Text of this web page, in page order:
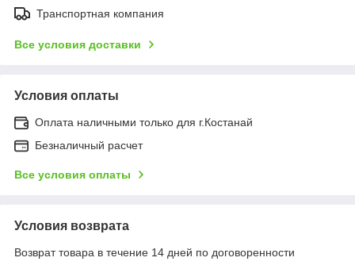
Транспортная компания
Все условия доставки
Условия оплаты
Оплата наличными только для г.Костанай
Безналичный расчет
Все условия оплаты
Условия возврата
Возврат товара в течение 14 дней по договоренности